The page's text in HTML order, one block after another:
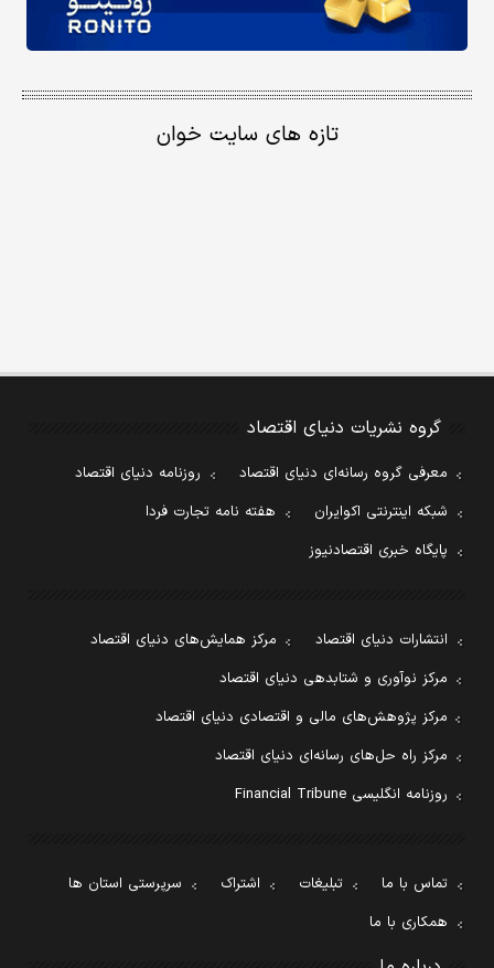
تازه های سایت خوان
گروه نشریات دنیای اقتصاد
معرفی گروه رسانه‌ای دنیای اقتصاد
روزنامه دنیای اقتصاد
شبکه اینترنتی اکوایران
هفته نامه تجارت فردا
پایگاه خبری اقتصادنیوز
انتشارات دنیای اقتصاد
مرکز همایش‌های دنیای اقتصاد
مرکز نوآوری و شتابدهی دنیای اقتصاد
مرکز پژوهش‌های مالی و اقتصادی دنیای اقتصاد
مرکز راه حل‌های رسانه‌ای دنیای اقتصاد
روزنامه انگلیسی Financial Tribune
تماس با ما تبلیغات اشتراک
سرپرستی استان ها
همکاری با ما